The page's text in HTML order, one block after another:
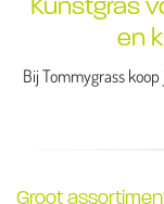
Kunstgras
en
Bij Tommygrass
Groot